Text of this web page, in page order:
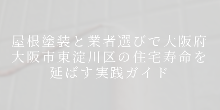
屋根塗装と業者選びで大阪府
大阪市東淀川区の住宅寿命を
延ばす実践ガイド